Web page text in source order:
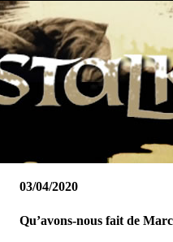
03/04/2020
Qu’avons-nous fait de